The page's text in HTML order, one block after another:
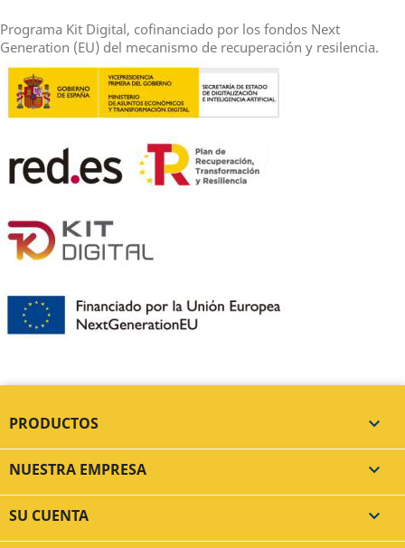
Programa Kit Digital, cofinanciado por los fondos Next
Generation (EU) del mecanismo de recuperación y resilencia.
PRODUCTOS 
NUESTRA EMPRESA 
SU CUENTA 